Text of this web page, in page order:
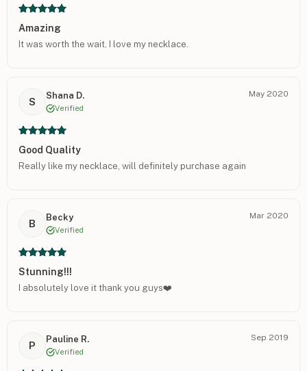
Amazing
It was worth the wait, I love my necklace.
S
Shana D.
Verified
May 2020
Good Quality
Really like my necklace, will definitely purchase again
B
Becky
Verified
Mar 2020
Stunning!!!
I absolutely love it thank you guys❤️
P
Pauline R.
Verified
Sep 2019